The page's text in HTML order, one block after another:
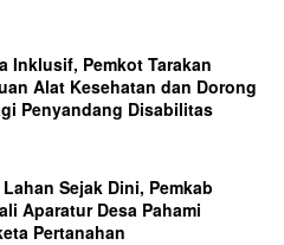
Inklusif, Pemkot Tarakan
Alat Kesehatan dan Dorong
Penyandang Disabilitas
Sejak Dini, Pemkab
Aparatur Desa Pahami
Pertanahan